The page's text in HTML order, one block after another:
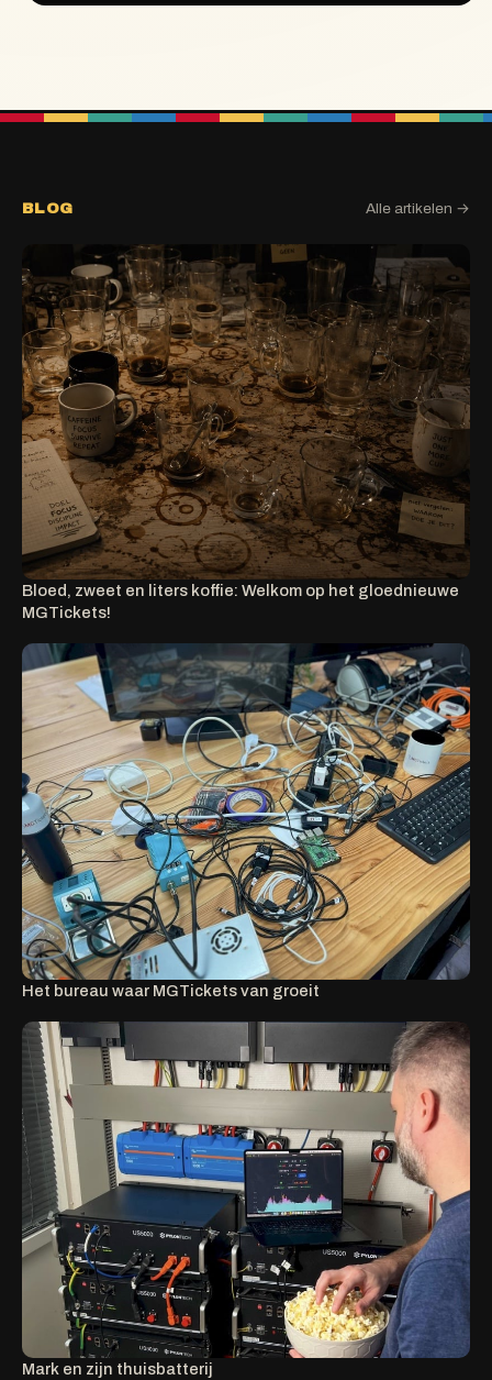
BLOG Alle artikelen →
Bloed, zweet en liters koffie: Welkom op het gloednieuwe
MGTickets!
Het bureau waar MGTickets van groeit
Mark en zijn thuisbatterij